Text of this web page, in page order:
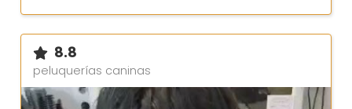
8.8
peluquerías caninas